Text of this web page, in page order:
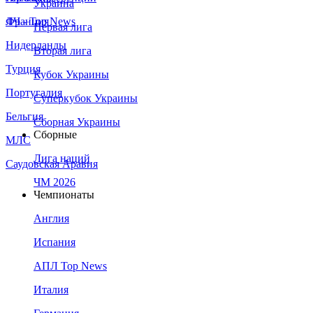
Франция
Нидерланды
Турция
Португалия
Бельгия
МЛС
Саудовская Аравия
ЛЧ - Top News
Украина
Первая лига
Вторая лига
Кубок Украины
Суперкубок Украины
Сборная Украины
Сборные
Лига наций
ЧМ 2026
Чемпионаты
Англия
Испания
АПЛ Top News
Италия